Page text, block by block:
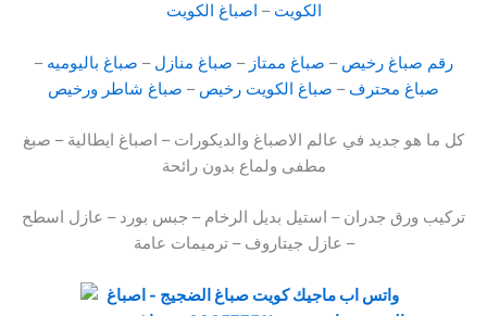
الكويت – اصباغ الكويت
رقم صباغ رخيص – صباغ ممتاز – صباغ منازل – صباغ باليوميه –
صباغ محترف – صباغ الكويت رخيص – صباغ شاطر ورخيص
كل ما هو جديد في عالم الاصباغ والديكورات – اصباغ ايطالية – صبغ
مطفى ولماع بدون رائحة
تركيب ورق جدران – استيل بديل الرخام – جبس بورد – عازل اسطح
– عازل جيتاروف – ترميمات عامة